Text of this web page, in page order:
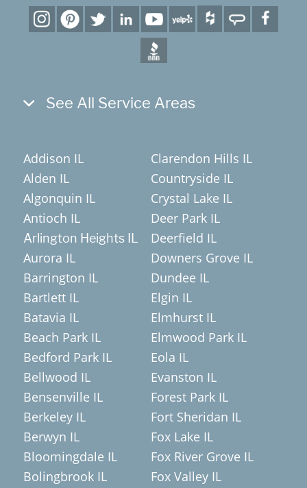
See All Service Areas
Addison IL
Alden IL
Algonquin IL
Antioch IL
Arlington Heights IL
Aurora IL
Barrington IL
Bartlett IL
Batavia IL
Beach Park IL
Bedford Park IL
Bellwood IL
Bensenville IL
Berkeley IL
Berwyn IL
Bloomingdale IL
Bolingbrook IL
Clarendon Hills IL
Countryside IL
Crystal Lake IL
Deer Park IL
Deerfield IL
Downers Grove IL
Dundee IL
Elgin IL
Elmhurst IL
Elmwood Park IL
Eola IL
Evanston IL
Forest Park IL
Fort Sheridan IL
Fox Lake IL
Fox River Grove IL
Fox Valley IL